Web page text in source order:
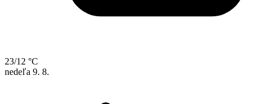
23/12 °C
nedeľa 9. 8.